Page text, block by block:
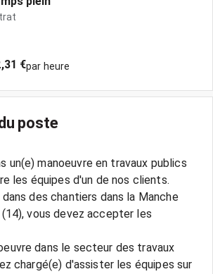
€par heure
poste
un(e) manoeuvre en travaux publics
les équipes d'un de nos clients.
des chantiers dans la Manche
vous devez accepter les
dans le secteur des travaux
chargé(e) d'assister les équipes sur